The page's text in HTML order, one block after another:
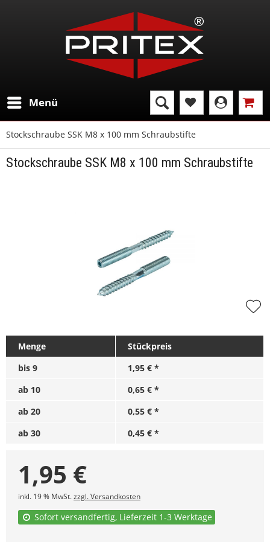
Menü
Stockschraube SSK M8 x 100 mm Schraubstifte
Stockschraube SSK M8 x 100 mm Schraubstifte
Menge
Stückpreis
bis 9
1,95 € *
ab 10
0,65 € *
ab 20
0,55 € *
ab 30 0,45 € *
1,95 €
inkl. 19 % MwSt.zzgl. Versandkosten
Sofort versandfertig, Lieferzeit 1-3 Werktage